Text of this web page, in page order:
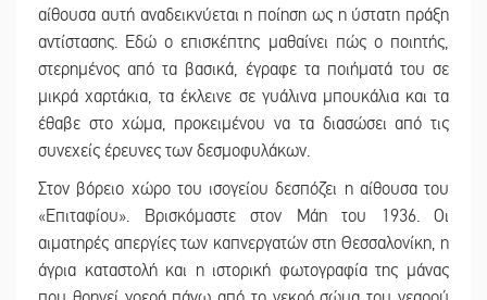
αίθουσα αυτή αναδεικνύεται η ποίηση ως η ύστατη πράξη
αντίστασης. Εδώ ο επισκέπτης μαθαίνει πώς ο ποιητής,
στερημένος από τα βασικά, έγραφε τα ποιήματά του σε
μικρά χαρτάκια, τα έκλεινε σε γυάλινα μπουκάλια και τα
έθαβε στο χώμα, προκειμένου να τα διασώσει από τις
συνεχείς έρευνες των δεσμοφυλάκων.
Στον βόρειο χώρο του ισογείου δεσπόζει η αίθουσα του
«Επιταφίου». Βρισκόμαστε στον Μάη του 1936. Οι
αιματηρές απεργίες των καπνεργατών στη Θεσσαλονίκη, η
άγρια καταστολή και η ιστορική φωτογραφία της μάνας